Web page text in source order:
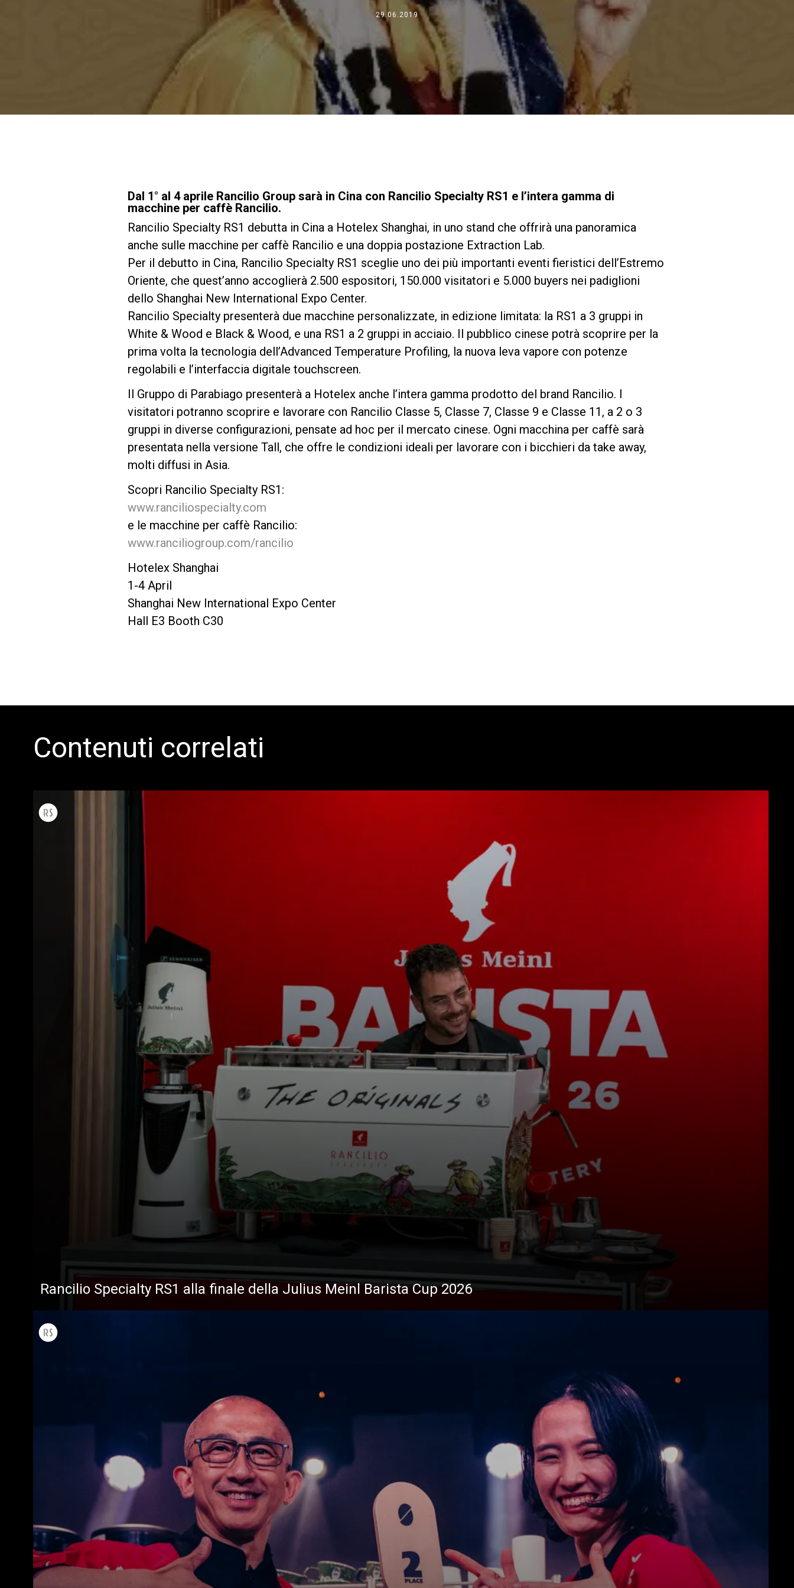
29.06.2019
Dal 1° al 4 aprile Rancilio Group sarà in Cina con Rancilio Specialty RS1 e l’intera gamma di
macchine per caffè Rancilio.
Rancilio Specialty RS1 debutta in Cina a Hotelex Shanghai, in uno stand che offrirà una panoramica
anche sulle macchine per caffè Rancilio e una doppia postazione Extraction Lab.
Per il debutto in Cina, Rancilio Specialty RS1 sceglie uno dei più importanti eventi fieristici dell’Estremo
Oriente, che quest’anno accoglierà 2.500 espositori, 150.000 visitatori e 5.000 buyers nei padiglioni
dello Shanghai New International Expo Center.
Rancilio Specialty presenterà due macchine personalizzate, in edizione limitata: la RS1 a 3 gruppi in
White & Wood e Black & Wood, e una RS1 a 2 gruppi in acciaio. Il pubblico cinese potrà scoprire per la
prima volta la tecnologia dell’Advanced Temperature Profiling, la nuova leva vapore con potenze
regolabili e l’interfaccia digitale touchscreen.
Il Gruppo di Parabiago presenterà a Hotelex anche l’intera gamma prodotto del brand Rancilio. I
visitatori potranno scoprire e lavorare con Rancilio Classe 5, Classe 7, Classe 9 e Classe 11, a 2 o 3
gruppi in diverse configurazioni, pensate ad hoc per il mercato cinese. Ogni macchina per caffè sarà
presentata nella versione Tall, che offre le condizioni ideali per lavorare con i bicchieri da take away,
molti diffusi in Asia.
Scopri Rancilio Specialty RS1:
www.ranciliospecialty.com
e le macchine per caffè Rancilio:
www.ranciliogroup.com/rancilio
Hotelex Shanghai
1-4 April
Shanghai New International Expo Center
Hall E3 Booth C30
Contenuti correlati
Rancilio Specialty RS1 alla finale della Julius Meinl Barista Cup 2026
Prodotti News Download
Dove siamo
Lavora con noi
Sostenibilità
Connect
Contattaci
Privacy Policy